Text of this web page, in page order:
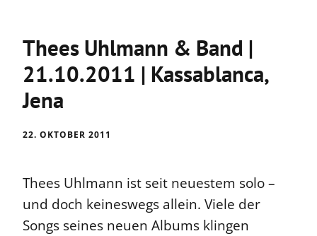
Thees Uhlmann & Band |
21.10.2011 | Kassablanca,
Jena
22. OKTOBER 2011
Thees Uhlmann ist seit neuestem solo –
und doch keineswegs allein. Viele der
Songs seines neuen Albums klingen